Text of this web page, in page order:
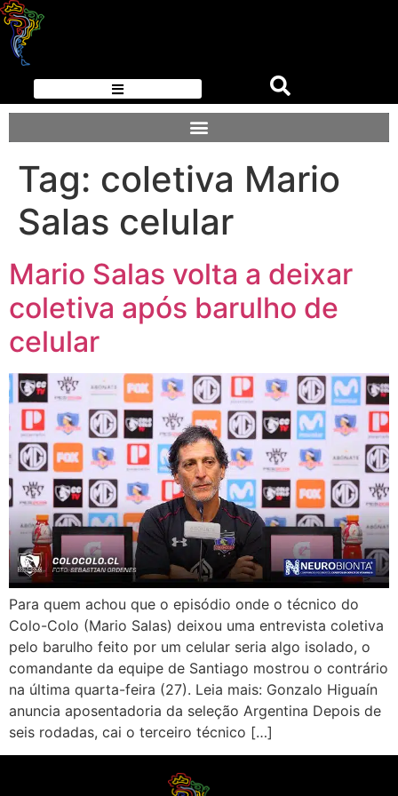
Tag: coletiva Mario
Salas celular
Mario Salas volta a deixar
coletiva após barulho de
celular
Para quem achou que o episódio onde o técnico do
Colo-Colo (Mario Salas) deixou uma entrevista coletiva
pelo barulho feito por um celular seria algo isolado, o
comandante da equipe de Santiago mostrou o contrário
na última quarta-feira (27). Leia mais: Gonzalo Higuaín
anuncia aposentadoria da seleção Argentina Depois de
seis rodadas, cai o terceiro técnico […]